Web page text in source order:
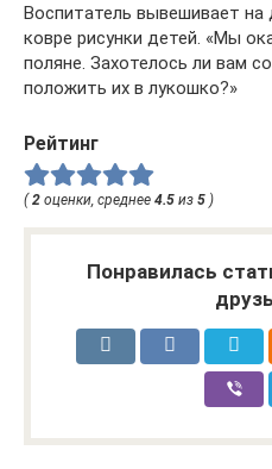
Воспитатель вывешивает на
ковре рисунки детей. «Мы
поляне. Захотелось ли вам
положить их в лукошко?»
Рейтинг
(2 оценки, среднее 4.5 из 5 )
Понравилась